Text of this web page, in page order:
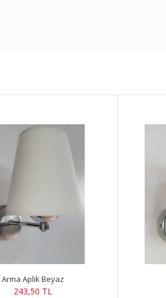
Arma Aplik Beyaz
243,50 TL